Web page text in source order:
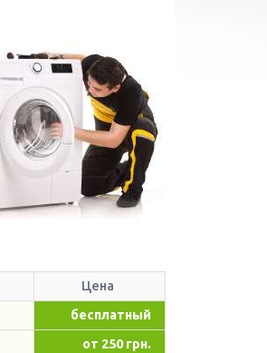
Цена
бесплатный
от 250 грн.